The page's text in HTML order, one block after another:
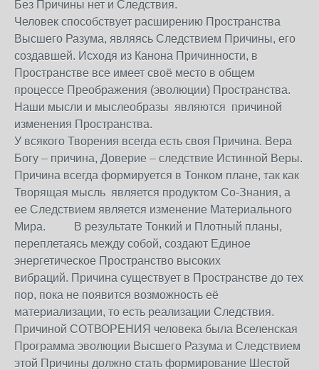
Без Причины нет и Следствия.
Человек способствует расширению Пространства
Высшего Разума, являясь Следствием Причины, его
создавшей. Исходя из Канона Причинности, в
Пространстве все имеет своё место в общем
процессе Преображения (эволюции) Пространства.
Наши мысли и мыслеобразы являются причиной
изменения Пространства.
У всякого Творения всегда есть своя Причина. Вера
Богу – причина, Доверие – следствие Истинной Веры.
Причина всегда формируется в Тонком плане, так как
Творящая мысль является продуктом Со-Знания, а
ее Следствием является изменение Материального
Мира. В результате Тонкий и Плотный планы,
переплетаясь между собой, создают Единое
энергетическое Пространство высоких
вибраций. Причина существует в Пространстве до тех
пор, пока не появится возможность её
материализации, то есть реализации Следствия.
Причиной СОТВОРЕНИЯ человека была Вселенская
Программа эволюции Высшего Разума и Следствием
этой Причины должно стать формирование Шестой